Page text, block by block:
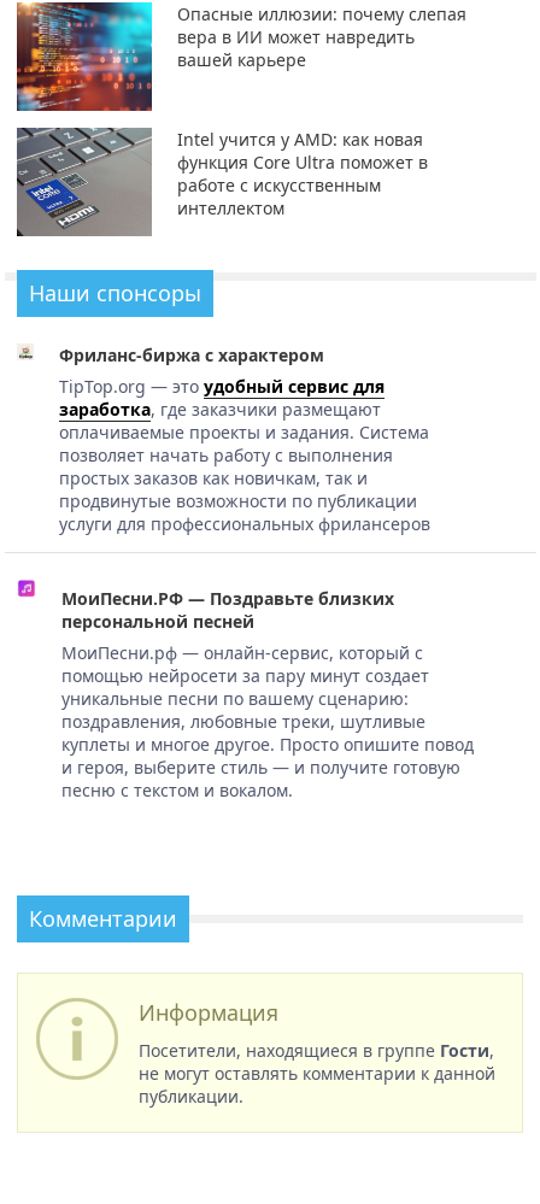
Опасные иллюзии: почему слепая
вера в ИИ может навредить
вашей карьере
Intel учится у AMD: как новая
функция Core Ultra поможет в
работе с искусственным
интеллектом
Наши спонсоры
Фриланс-биржа с характером
TipTop.org — это удобный сервис для
заработка, где заказчики размещают
оплачиваемые проекты и задания. Система
позволяет начать работу с выполнения
простых заказов как новичкам, так и
продвинутые возможности по публикации
услуги для профессиональных фрилансеров
МоиПесни.РФ — Поздравьте близких
персональной песней
МоиПесни.рф — онлайн-сервис, который с
помощью нейросети за пару минут создает
уникальные песни по вашему сценарию:
поздравления, любовные треки, шутливые
куплеты и многое другое. Просто опишите повод
и героя, выберите стиль — и получите готовую
песню с текстом и вокалом.
Комментарии
Информация
Посетители, находящиеся в группе Гости,
не могут оставлять комментарии к данной
публикации.